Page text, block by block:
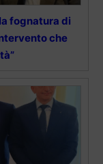
fognatura di
che